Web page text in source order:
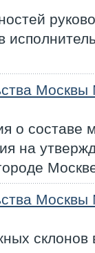
о составе
на
склонов